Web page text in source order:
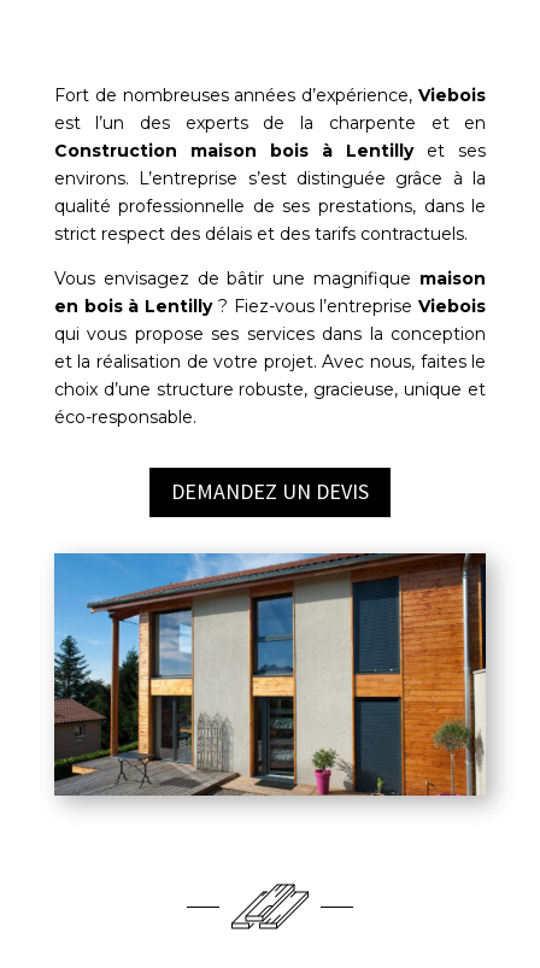
Fort de nombreuses années d’expérience,Viebois
est l’un des experts de la charpente et en
Construction maison bois à
Lentillyet ses
environs. L’entreprise s’est distinguée grâce à la
qualité professionnelle de ses prestations, dans le
strict respect des délais et des tarifs contractuels.
Vous envisagez de bâtir une magnifique maison
en bois à Lentilly? Fiez-vous l’entrepriseViebois
qui vous propose ses services dans la conception
et la réalisation de votre projet. Avec nous, faites le
choix d’une structure robuste, gracieuse, unique et
éco-responsable.
DEMANDEZ UN DEVIS